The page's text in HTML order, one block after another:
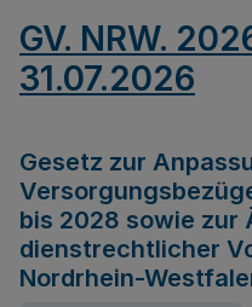
GV. NRW.
31.07.2026
Gesetz zur
bis 2028 sowie zur
dienstrechtlicher
Nordrhein-